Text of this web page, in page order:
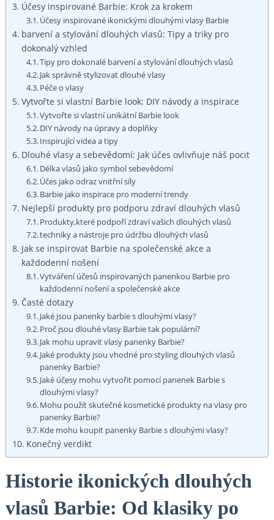
Účesy inspirované Barbie: Krok za krokem
Účesy inspirované ikonickými dlouhými vlasy Barbie
barvení a stylování dlouhých vlasů: Tipy a triky pro
dokonalý vzhled
Tipy pro dokonalé barvení a stylování dlouhých vlasů
Jak správně stylizovat dlouhé vlasy
Péče o vlasy
Vytvořte si vlastní Barbie look: DIY návody a inspirace
Vytvořte si vlastní unikátní Barbie look
DIY návody na úpravy a doplňky
Inspirující videa a tipy
Dlouhé vlasy a sebevědomí: Jak účes ovlivňuje náš pocit
Délka vlasů jako symbol sebevědomí
Účes jako odraz vnitřní síly
Barbie jako inspirace pro moderní trendy
Nejlepší produkty pro podporu zdraví dlouhých vlasů
Produkty,které podpoří zdraví vašich dlouhých vlasů
techniky a nástroje pro údržbu dlouhých vlasů
Jak se inspirovat Barbie na společenské akce a
každodenní nošení
Vytváření účesů inspirovaných panenkou Barbie pro
každodenní nošení a společenské akce
Časté dotazy
Jaké jsou panenky barbie s dlouhými vlasy?
Proč jsou dlouhé vlasy Barbie tak populární?
Jak mohu upravit vlasy panenky Barbie?
Jaké produkty jsou vhodné pro styling dlouhých vlasů
panenky Barbie?
Jaké účesy mohu vytvořit pomocí panenek Barbie s
dlouhými vlasy?
Mohu použít skutečné kosmetické produkty na vlasy pro
panenky Barbie?
Kde mohu koupit panenky Barbie s dlouhými vlasy?
Konečný verdikt
Historie ikonických dlouhých
vlasů Barbie: Od klasiky po